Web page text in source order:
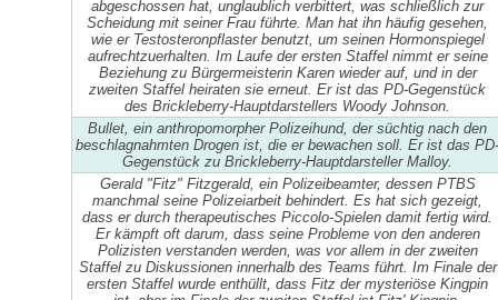
abgeschossen hat, unglaublich verbittert, was schließlich zur
Scheidung mit seiner Frau führte. Man hat ihn häufig gesehen,
wie er Testosteronpflaster benutzt, um seinen Hormonspiegel
aufrechtzuerhalten. Im Laufe der ersten Staffel nimmt er seine
Beziehung zu Bürgermeisterin Karen wieder auf, und in der
zweiten Staffel heiraten sie erneut. Er ist das PD-Gegenstück
des Brickleberry-Hauptdarstellers Woody Johnson.
Bullet, ein anthropomorpher Polizeihund, der süchtig nach den
beschlagnahmten Drogen ist, die er bewachen soll. Er ist das PD-
Gegenstück zu Brickleberry-Hauptdarsteller Malloy.
Gerald "Fitz" Fitzgerald, ein Polizeibeamter, dessen PTBS
manchmal seine Polizeiarbeit behindert. Es hat sich gezeigt,
dass er durch therapeutisches Piccolo-Spielen damit fertig wird.
Er kämpft oft darum, dass seine Probleme von den anderen
Polizisten verstanden werden, was vor allem in der zweiten
Staffel zu Diskussionen innerhalb des Teams führt. Im Finale der
ersten Staffel wurde enthüllt, dass Fitz der mysteriöse Kingpin